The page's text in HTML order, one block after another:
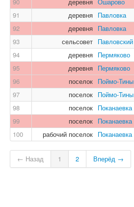
91
деревня Павловка
92
деревня Павловка
93
сельсовет Павловский
94
деревня Пермяково
95
деревня Пермяково
96
поселок Поймо-Тины
97
поселок Поймо-Тины
98
поселок Поканаевка
99
поселок Поканаевка
100
рабочий поселок Поканаевка
← Назад 1 2 Вперёд →